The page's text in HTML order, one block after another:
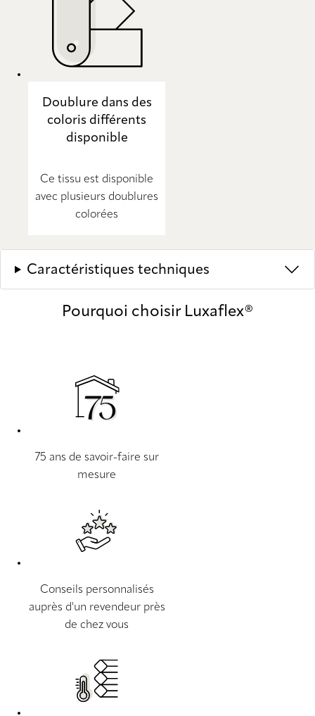
Doublure dans des
coloris différents
disponible
Ce tissu est disponible
avec plusieurs doublures
colorées
Caractéristiques techniques
Pourquoi choisir Luxaflex®
75 ans de savoir-faire sur
mesure
Conseils personnalisés
auprès d'un revendeur près
de chez vous